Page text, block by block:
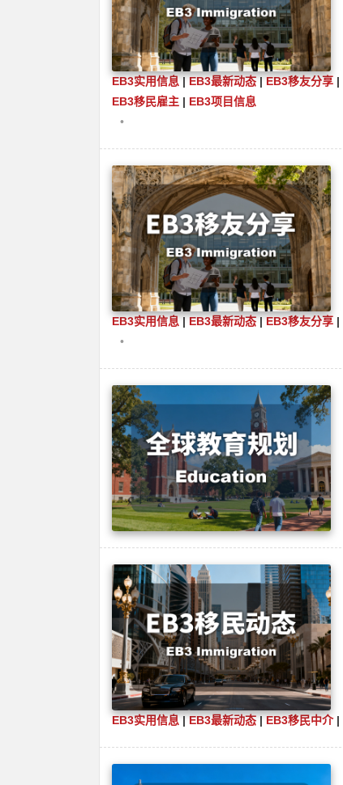
EB3实用信息|EB3最新动态|EB3移友分享 |
EB3移民雇主 | EB3项目信息
•
EB3实用信息|EB3最新动态|EB3移友分享 |
•
EB3实用信息|EB3最新动态|EB3移民中介|